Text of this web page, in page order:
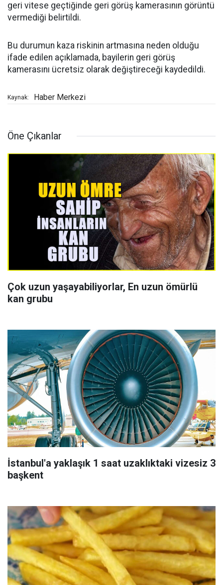
geri vitese geçtiğinde geri görüş kamerasının görüntü
vermediği belirtildi.
Bu durumun kaza riskinin artmasına neden olduğu
ifade edilen açıklamada, bayilerin geri görüş
kamerasını ücretsiz olarak değiştireceği kaydedildi.
Kaynak: Haber Merkezi
Öne Çıkanlar
Çok uzun yaşayabiliyorlar, En uzun ömürlü
kan grubu
İstanbul'a yaklaşık 1 saat uzaklıktaki vizesiz 3
başkent